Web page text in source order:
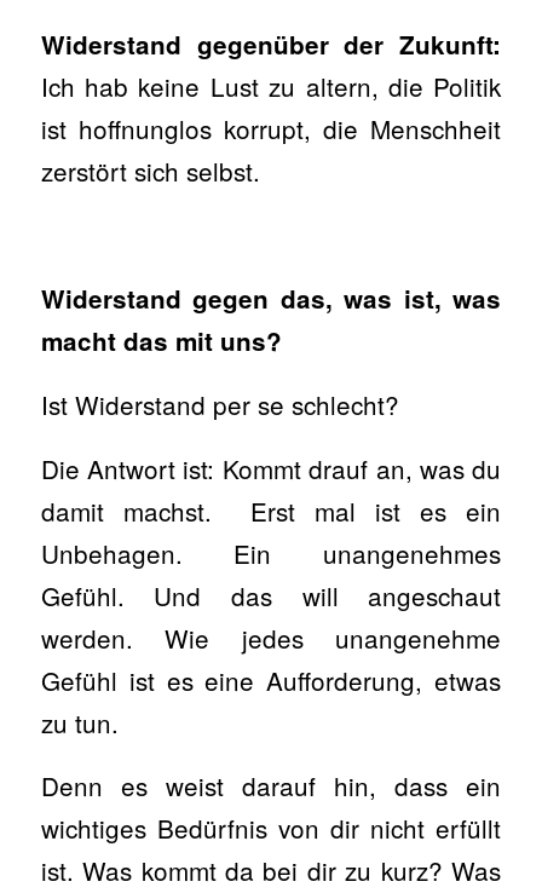
Widerstand gegenüber der Zukunft:
Ich hab keine Lust zu altern, die Politik
ist hoffnunglos korrupt, die Menschheit
zerstört sich selbst.
Widerstand gegen das, was ist, was
macht das mit uns?
Ist Widerstand per se schlecht?
Die Antwort ist: Kommt drauf an, was du
damit machst. Erst mal ist es ein
Unbehagen. Ein unangenehmes
Gefühl. Und das will angeschaut
werden. Wie jedes unangenehme
Gefühl ist es eine Aufforderung, etwas
zu tun.
Denn es weist darauf hin, dass ein
wichtiges Bedürfnis von dir nicht erfüllt
ist. Was kommt da bei dir zu kurz? Was